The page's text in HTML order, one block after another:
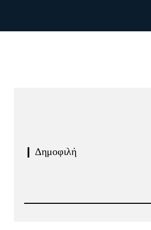
❙ Δημοφιλή